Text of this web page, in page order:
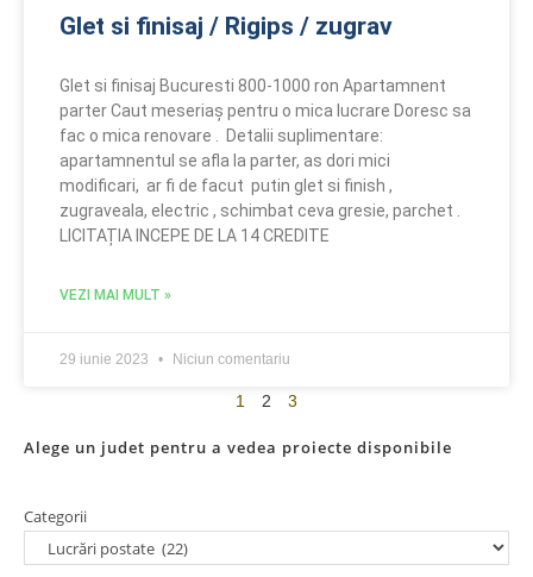
Glet si finisaj / Rigips / zugrav
Glet si finisaj Bucuresti 800-1000 ron Apartamnent
parter Caut meseriaș pentru o mica lucrare Doresc sa
fac o mica renovare . Detalii suplimentare:
apartamnentul se afla la parter, as dori mici
modificari, ar fi de facut putin glet si finish ,
zugraveala, electric , schimbat ceva gresie, parchet .
LICITAȚIA INCEPE DE LA 14 CREDITE
VEZI MAI MULT »
29 iunie 2023 Niciun comentariu
1 2 3
Alege un judet pentru a vedea proiecte disponibile
Categorii